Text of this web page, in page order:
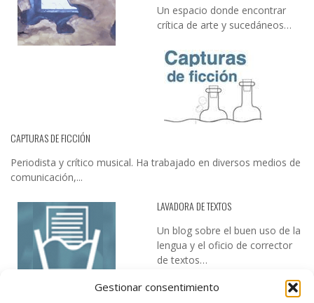
Gestionar consentimiento
Un espacio donde encontrar
crítica de arte y sucedáneos…
CAPTURAS DE FICCIÓN
Periodista y crítico musical. Ha trabajado en diversos medios de
comunicación,...
LAVADORA DE TEXTOS
Un blog sobre el buen uso de la
lengua y el oficio de corrector
de textos…